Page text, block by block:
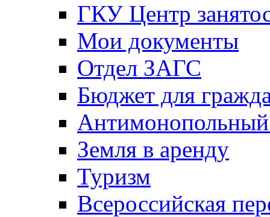
ГКУ Центр
Мои документы
Отдел ЗАГС
Бюджет для
Антимонопольный
Земля в аренду
Туризм
Всероссийская